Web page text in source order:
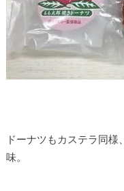
ドーナツもカステラ同
味。